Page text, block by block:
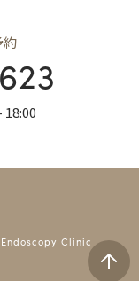
約
18:00
Clinic